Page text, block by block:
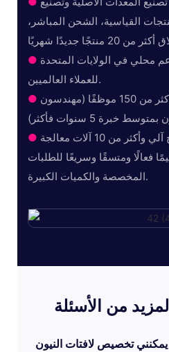
القياسية، الشحن المباشر،
●
للعملاء العالميين.
●
●
فعالًا ومتسقًا وسريعًا للطلبات
المخصصة والكميات الكبيرة.
من الأسئلة